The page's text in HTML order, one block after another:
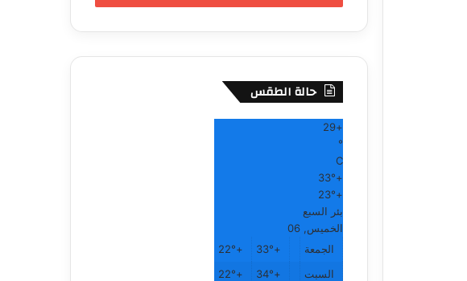
حالة الطقس
+
29
°
C
+
33°
+
23°
بئر السبع
الخميس, 06
الجمعة
+
33°
+
22°
السبت
+
34°
+
22°